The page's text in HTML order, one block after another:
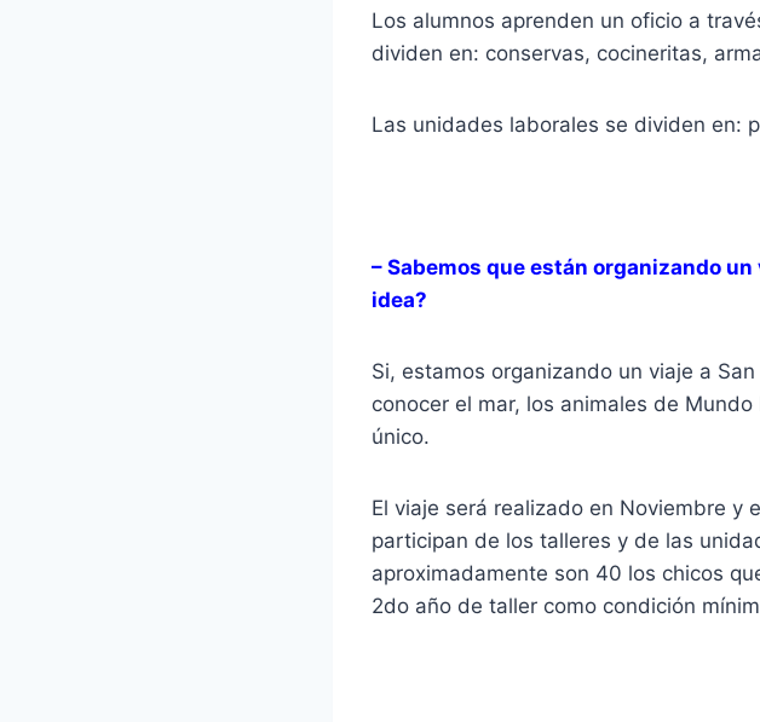
Los alumnos aprenden un oficio a
dividen en: conservas, cocineritas,
Las unidades laborales se dividen en:
– Sabemos que están organizando
idea?
Si, estamos organizando un viaje a
conocer el mar, los animales de
único.
El viaje será realizado en Noviembre y
participan de los talleres y de las
aproximadamente son 40 los chicos
2do año de taller como condición